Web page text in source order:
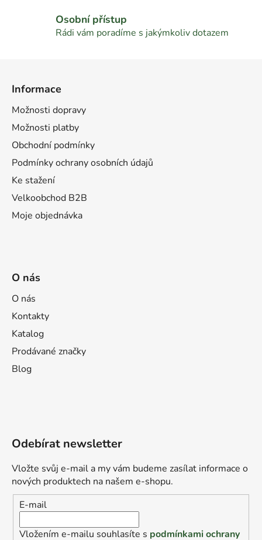
y
Osobní přístup
Rádi vám poradíme s jakýmkoliv dotazem
Informace
Možnosti dopravy
Možnosti platby
Obchodní podmínky
Podmínky ochrany osobních údajů
Ke stažení
Velkoobchod B2B
Moje objednávka
O nás
O nás
Kontakty
Katalog
Prodávané značky
Blog
Odebírat newsletter
Vložte svůj e-mail a my vám budeme zasílat informace o
nových produktech na našem e-shopu.
E-mail
Vložením e-mailu souhlasíte s podmínkami ochrany